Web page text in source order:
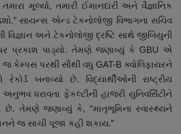
મૂલ્યો, તમારી ઈમાનદારી અને વૈજ્ઞાનિક
સાયન્સ એન્ડ ટેકનોલોજી વિભાગના સચિવ
વિજ્ઞાન અને ટેકનોલોજી દ્રષ્ટિ સાથે જીબિયુની
પ્રકાશ પાડ્યો. તેમણે જણાવ્યું કે GBU એ
કેમ્પસ પરથી સૌથી વધુ GAT-B ક્વોલિફાયરને
બનાવ્યો છે. વિદ્યાર્થીઓની રાષ્ટ્રીય
અનુભવ ધરાવતા ફેકલ્ટીની હાજરી યુનિવર્સિટીને
છે. તેમણે જણાવ્યું કે, “માતૃભૂમિના સ્વાસ્થ્યને
જ સાચી પૂજા કહી શકાય.”